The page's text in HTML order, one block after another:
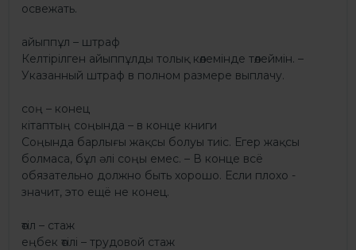
освежать.
айыппұл – штраф
Келтірілген айыппұлды толық көлемінде төлеймін. –
Указанный штраф в полном размере выплачу.
соң – конец
кітаптың соңында – в конце книги
Соңында барлығы жақсы болуы тиіс. Егер жақсы
болмаса, бұл әлі соңы емес. – В конце всё
обязательно должно быть хорошо. Если плохо -
значит, это ещё не конец.
өтіл – стаж
еңбек өтілі – трудовой стаж